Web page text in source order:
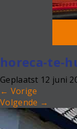
horeca-te-
Geplaatst 12 juni
← Vorige
Volgende →